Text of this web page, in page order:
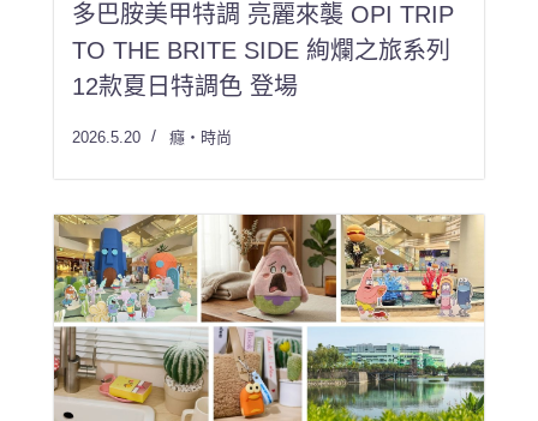
多巴胺美甲特調 亮麗來襲 OPI TRIP
TO THE BRITE SIDE 絢爛之旅系列
12款夏日特調色 登場
2026.5.20 癮・時尚